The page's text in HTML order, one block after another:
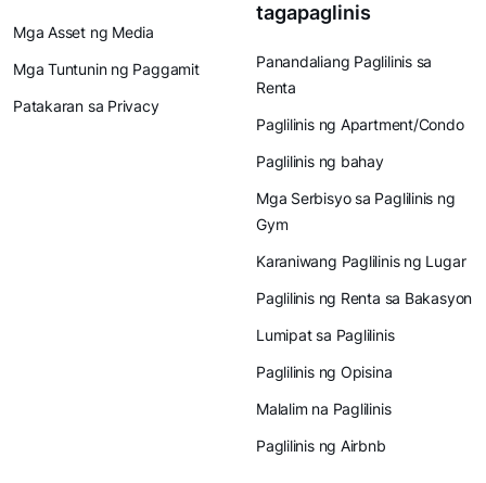
Mga Asset ng Media
Mga Tuntunin ng Paggamit
Patakaran sa Privacy
tagapaglinis
Panandaliang Paglilinis sa
Renta
Paglilinis ng Apartment/Condo
Paglilinis ng bahay
Mga Serbisyo sa Paglilinis ng
Gym
Karaniwang Paglilinis ng Lugar
Paglilinis ng Renta sa Bakasyon
Lumipat sa Paglilinis
Paglilinis ng Opisina
Malalim na Paglilinis
Paglilinis ng Airbnb